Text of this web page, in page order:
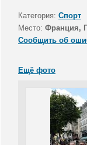
Категория: Спорт
Место: Франция,
Сообщить об
Ещё фото